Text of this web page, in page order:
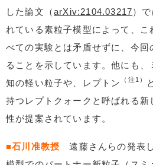
した論文（arXiv:2104.03217）
れている素粒子模型によって、こ
べての実験とは矛盾せずに、今回
ることを示しています。他にも
知の軽い粒子や、レプトン
（注1）
持つレプトクォークと呼ばれる
性が提案されています。
■石川准教授 遠藤さんらの発表